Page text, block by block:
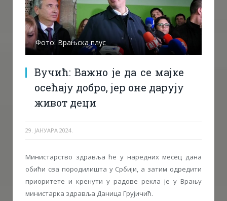
Фото: Врањска плус
Вучић: Важно је да се мајке
осећају добро, јер оне дарују
живот деци
29. ЈАНУАРА 2024.
Министарство здравља ће у наредних месец дана
обићи сва породилишта у Србији, а затим одредити
приоритете и кренути у радове рекла је у Врању
министарка здравља Даница Грујичић.